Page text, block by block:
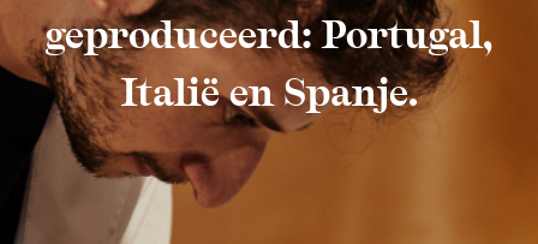
geproduceerd: Portugal,
Italië en Spanje.